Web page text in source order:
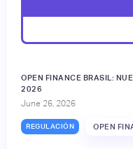
OPEN FINANCE BRASIL:
2026
June 26, 2026
REGULACIÓN OPEN